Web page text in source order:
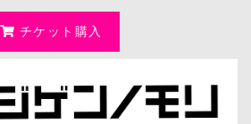
チケット購入